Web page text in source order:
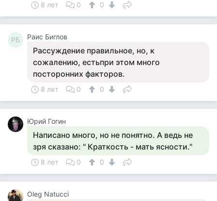
8 лет 0 0
РБ Раис Биглов
Рассуждение правильное, но, к
сожалению, естьпри этом много
посторонних факторов.
8 лет 0 0
Юрий Гогин
Написано много, но не понятно. А ведь не
зря сказано: " Краткость - мать ясности."
8 лет 0 0
Oleg Natucci